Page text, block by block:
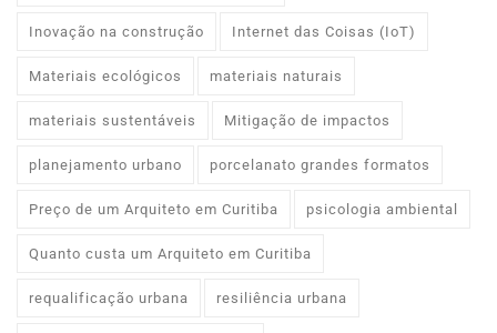
Inovação na construção Internet das Coisas (IoT)
Materiais ecológicos materiais naturais
materiais sustentáveis Mitigação de impactos
planejamento urbano porcelanato grandes formatos
Preço de um Arquiteto em Curitiba psicologia ambiental
Quanto custa um Arquiteto em Curitiba
requalificação urbana resiliência urbana